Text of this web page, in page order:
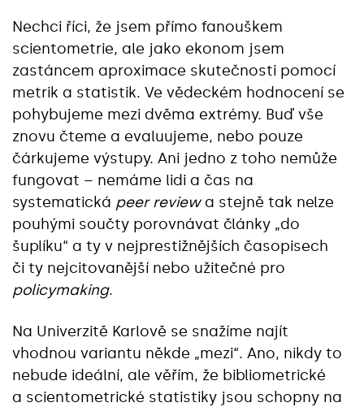
Nechci říci, že jsem přímo fanouškem
scientometrie, ale jako ekonom jsem
zastáncem aproximace skutečnosti pomocí
metrik a statistik. Ve vědeckém hodnocení se
pohybujeme mezi dvěma extrémy. Buď vše
znovu čteme a evaluujeme, nebo pouze
čárkujeme výstupy. Ani jedno z toho nemůže
fungovat – nemáme lidi a čas na
systematická peer reviewa stejně tak nelze
pouhými součty porovnávat články „do
šuplíku“ a ty v nejprestižnějších časopisech
či ty nejcitovanější nebo užitečné pro
policymaking.
Na Univerzitě Karlově se snažíme najít
vhodnou variantu někde „mezi“. Ano, nikdy to
nebude ideální, ale věřím, že bibliometrické
a scientometrické statistiky jsou schopny na